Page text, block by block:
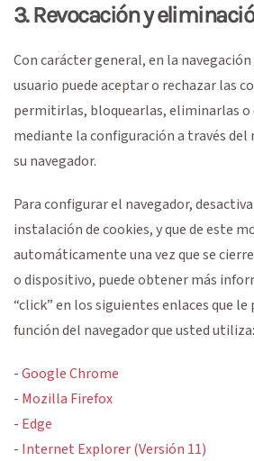
3. Revocación y
Con carácter general, en la
usuario puede aceptar o rechazar las
permitirlas, bloquearlas, eliminarlas o
mediante la configuración a través del
su navegador.
Para configurar el navegador,
instalación de cookies, y que de este
automáticamente una vez que se
o dispositivo, puede obtener más
“click” en los siguientes enlaces que
función del navegador que usted utiliza:
-Google Chrome
- Mozilla Firefox
- Edge
- Internet Explorer (Versión 11)